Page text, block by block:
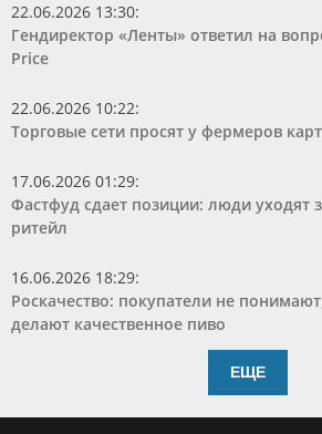
22.06.2026 13:30:
Гендиректор «Ленты» ответил на
Price
22.06.2026 10:22:
Торговые сети просят у фермеров
17.06.2026 01:29:
Фастфуд сдает позиции: люди уходят
ритейл
16.06.2026 18:29:
Роскачество: покупатели не
делают качественное пиво
ЕЩЕ